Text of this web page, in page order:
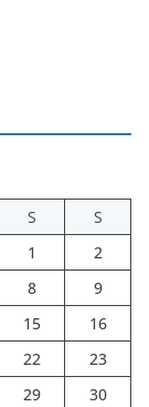
S
S
1
2
8
9
15
16
22
23
29
30